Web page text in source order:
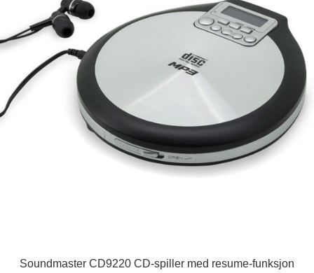
Soundmaster CD9220 CD-spiller med resume-funksjon